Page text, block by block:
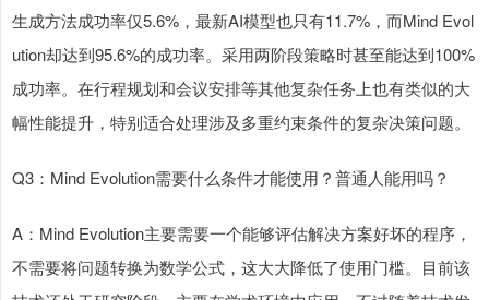
生成方法成功率仅5.6%，最新AI模型也只有11.7%，而Mind Evol
ution却达到95.6%的成功率。采用两阶段策略时甚至能达到100%
成功率。在行程规划和会议安排等其他复杂任务上也有类似的大
幅性能提升，特别适合处理涉及多重约束条件的复杂决策问题。
Q3：Mind Evolution需要什么条件才能使用？普通人能用吗？
A：Mind Evolution主要需要一个能够评估解决方案好坏的程序，
不需要将问题转换为数学公式，这大大降低了使用门槛。目前该